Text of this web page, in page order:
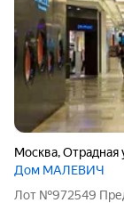
Москва,Отрадная
Дом МАЛЕВИЧ
Лот №972549